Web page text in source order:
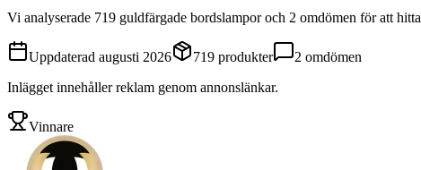
Vi analyserade 719 guldfärgade bordslamporoch 2 omdömen för att hitta
Uppdaterad augusti 2026 719 produkter 2 omdömen
Inlägget innehåller reklam genom annonslänkar.
Vinnare